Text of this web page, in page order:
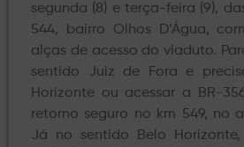
segunda (8) e terça-feira (9),
544, bairro Olhos D’Água,
alças de acesso do viaduto.
sentido Juiz de Fora e
Horizonte ou acessar a BR-
retorno seguro no km 549, no
Já no sentido Belo